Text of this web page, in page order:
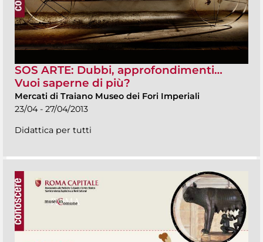
SOS ARTE: Dubbi, approfondimenti…
Vuoi saperne di più?
Mercati di Traiano Museo dei Fori Imperiali
23/04 - 27/04/2013
Didattica per tutti